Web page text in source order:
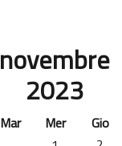
novembre
2023
Martedì
Mar Mercoledì
Mer Giovedì
Gio
Nessun